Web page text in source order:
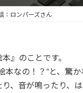
：ロンパーズさん
』のことです。
なの！？”と、驚か
、音が鳴ったり、